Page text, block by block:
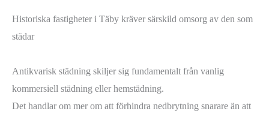
Historiska fastigheter i Täby kräver särskild omsorg av den som
städar
Antikvarisk städning skiljer sig fundamentalt från vanlig
kommersiell städning eller hemstädning.
Det handlar om mer om att förhindra nedbrytning snarare än att